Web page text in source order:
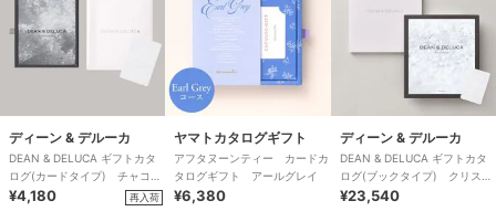
ディーン & デルーカ
DEAN & DELUCA ギフトカタ
ログ(カードタイプ) チャコー
ル-C
¥4,180 再入荷
ヤマトカタログギフト
アフタヌーンティー カードカ
タログギフト アールグレイ
¥6,380
ディーン & デルーカ
DEAN & DELUCA ギフトカタ
ログ(ブックタイプ) クリスタ
ル-BC
¥23,540